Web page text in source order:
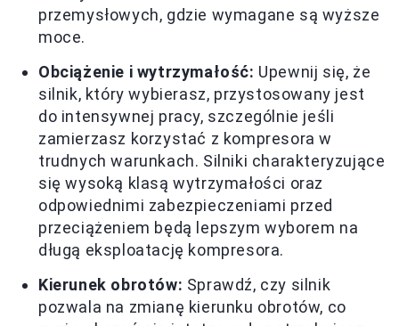
przemysłowych, gdzie wymagane są wyższe
moce.
Obciążenie i wytrzymałość: Upewnij się, że
silnik, który wybierasz, przystosowany jest
do intensywnej pracy, szczególnie jeśli
zamierzasz korzystać z kompresora w
trudnych warunkach. Silniki charakteryzujące
się wysoką klasą wytrzymałości oraz
odpowiednimi zabezpieczeniami przed
przeciążeniem będą lepszym wyborem na
długą eksploatację kompresora.
Kierunek obrotów: Sprawdź, czy silnik
pozwala na zmianę kierunku obrotów, co